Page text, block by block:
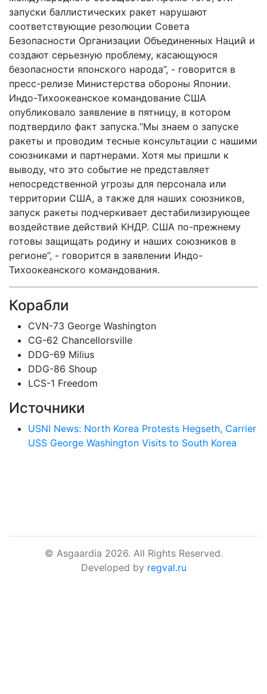
запуски баллистических ракет нарушают
соответствующие резолюции Совета
Безопасности Организации Объединенных Наций и
создают серьезную проблему, касающуюся
безопасности японского народа”, - говорится в
пресс-релизе Министерства обороны Японии.
Индо-Тихоокеанское командование США
опубликовало заявление в пятницу, в котором
подтвердило факт запуска.“Мы знаем о запуске
ракеты и проводим тесные консультации с нашими
союзниками и партнерами. Хотя мы пришли к
выводу, что это событие не представляет
непосредственной угрозы для персонала или
территории США, а также для наших союзников,
запуск ракеты подчеркивает дестабилизирующее
воздействие действий КНДР. США по-прежнему
готовы защищать родину и наших союзников в
регионе”, - говорится в заявлении Индо-
Тихоокеанского командования.
Корабли
CVN-73 George Washington
CG-62 Chancellorsville
DDG-69 Milius
DDG-86 Shoup
LCS-1 Freedom
Источники
USNI News: North Korea Protests Hegseth, Carrier
USS George Washington Visits to South Korea
© Asgaardia 2026. All Rights Reserved.
Developed by regval.ru